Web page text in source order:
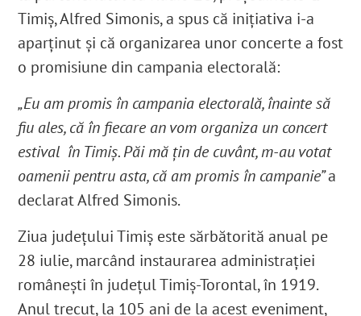
Timiș, Alfred Simonis, a spus că inițiativa i-a
aparținut și că organizarea unor concerte a fost
o promisiune din campania electorală:
„Eu am promis în campania electorală, înainte să
fiu ales, că în fiecare an vom organiza un concert
estival în Timiș. Păi mă țin de cuvânt, m-au votat
oamenii pentru asta, că am promis în campanie”a
declarat Alfred Simonis.
Ziua județului Timiș este sărbătorită anual pe
28 iulie, marcând instaurarea administraţiei
româneşti în județul Timiş-Torontal, în 1919.
Anul trecut, la 105 ani de la acest eveniment,